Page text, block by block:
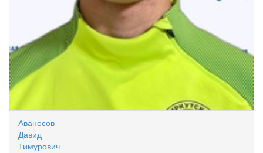
Аванесов
Давид
Тимурович